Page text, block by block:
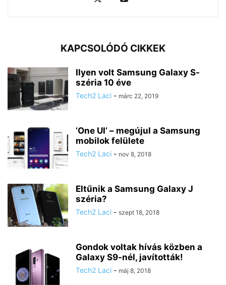
KAPCSOLÓDÓ CIKKEK
Ilyen volt Samsung Galaxy S-
széria 10 éve
Tech2 Laci - márc 22, 2019
‘One UI’ – megújul a Samsung
mobilok felülete
Tech2 Laci - nov 8, 2018
Eltűnik a Samsung Galaxy J
széria?
Tech2 Laci - szept 18, 2018
Gondok voltak hívás közben a
Galaxy S9-nél, javították!
Tech2 Laci - máj 8, 2018